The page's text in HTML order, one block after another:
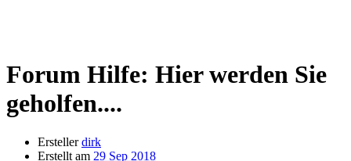
Forum Hilfe: Hier werden Sie
geholfen....
Ersteller dirk
Erstellt am 29 Sep 2018